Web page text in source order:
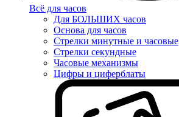
Всё для часов
Для БОЛЬШИХ часов
Основа для часов
Стрелки минутные и часовые
Стрелки секундные
Часовые механизмы
Цифры и циферблаты